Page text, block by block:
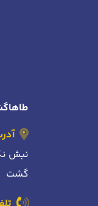
نبش
گشت